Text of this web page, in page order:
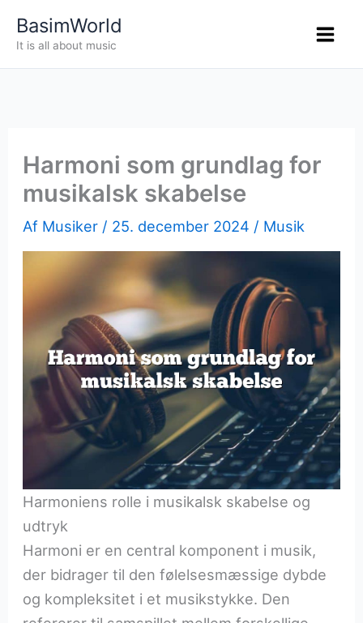
BasimWorld
It is all about music
Harmoni som grundlag for
musikalsk skabelse
Af Musiker / 25. december 2024 / Musik
Harmoniens rolle i musikalsk skabelse og
udtryk
Harmoni er en central komponent i musik,
der bidrager til den følelsesmæssige dybde
og kompleksitet i et musikstykke. Den